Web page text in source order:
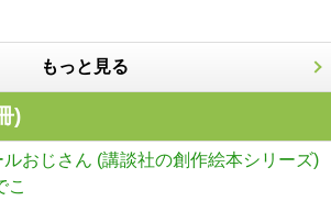
もっと見る
)
ルおじさん (講談社の創作絵本シリーズ)
こ